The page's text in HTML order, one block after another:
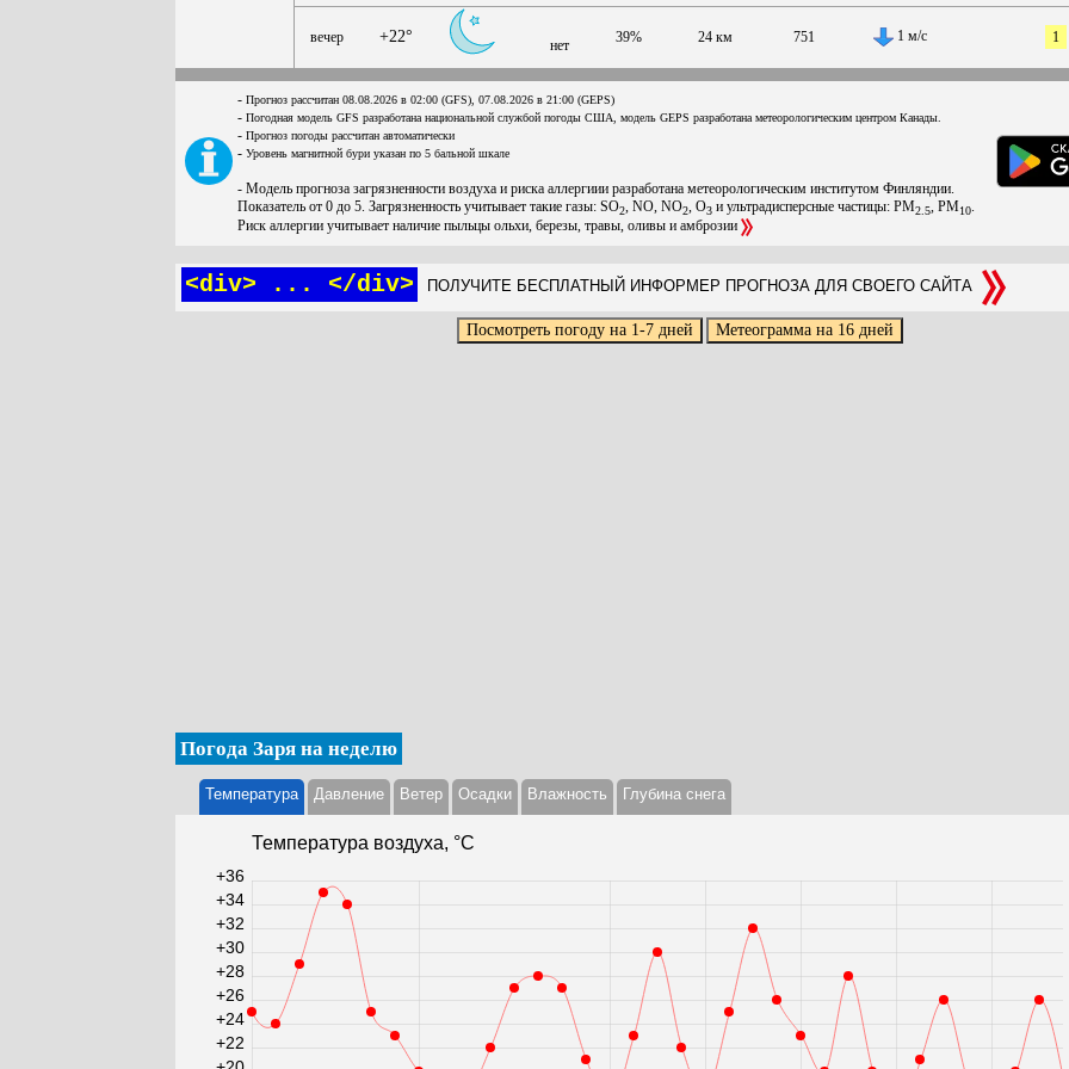
вечер +22° нет 39% 24 км 751 1 м/с 1
- Прогноз рассчитан 08.08.2026 в 02:00 (GFS), 07.08.2026 в 21:00 (GEPS)
- Погодная модель GFS разработана национальной службой погоды США, модель GEPS разработана метеорологическим центром Канады.
- Прогноз погоды рассчитан автоматически
- Уровень магнитной бури указан по 5 бальной шкале
- Модель прогноза загрязненности воздуха и риска аллергиии разработана метеорологическим институтом Финляндии.
Показатель от 0 до 5. Загрязненность учитывает такие газы: SO2 , NO, NO2 , O3 и ультрадисперсные частицы: PM2.5 , PM10
Риск аллергии учитывает наличие пыльцы ольхи, березы, травы, оливы и амброзии
<div> ... </div> ПОЛУЧИТЕ БЕСПЛАТНЫЙ ИНФОРМЕР ПРОГНОЗА ДЛЯ СВОЕГО САЙТА
Погода Заря на неделю
Температура Давление Ветер Осадки Влажность Глубина снега
Температура воздуха, °С
+22
+24
+26
+28
+30
+32
+34
+36